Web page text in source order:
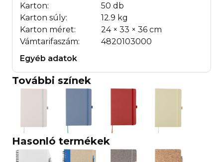
Karton:
50 db
Karton súly:
12.9 kg
Karton méret:
24 × 33 × 36 cm
Vámtarifaszám:
4820103000
Egyéb adatok
További színek
Hasonló termékek